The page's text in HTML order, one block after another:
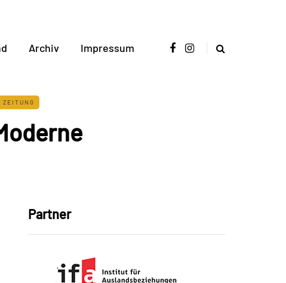
Archiv Impressum
ZEITUNG
Partner